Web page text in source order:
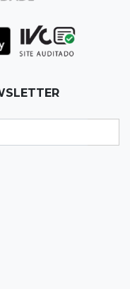
vagas nas
mas diz que
do Ensino